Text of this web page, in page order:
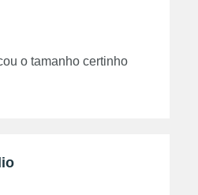
o tamanho certinho